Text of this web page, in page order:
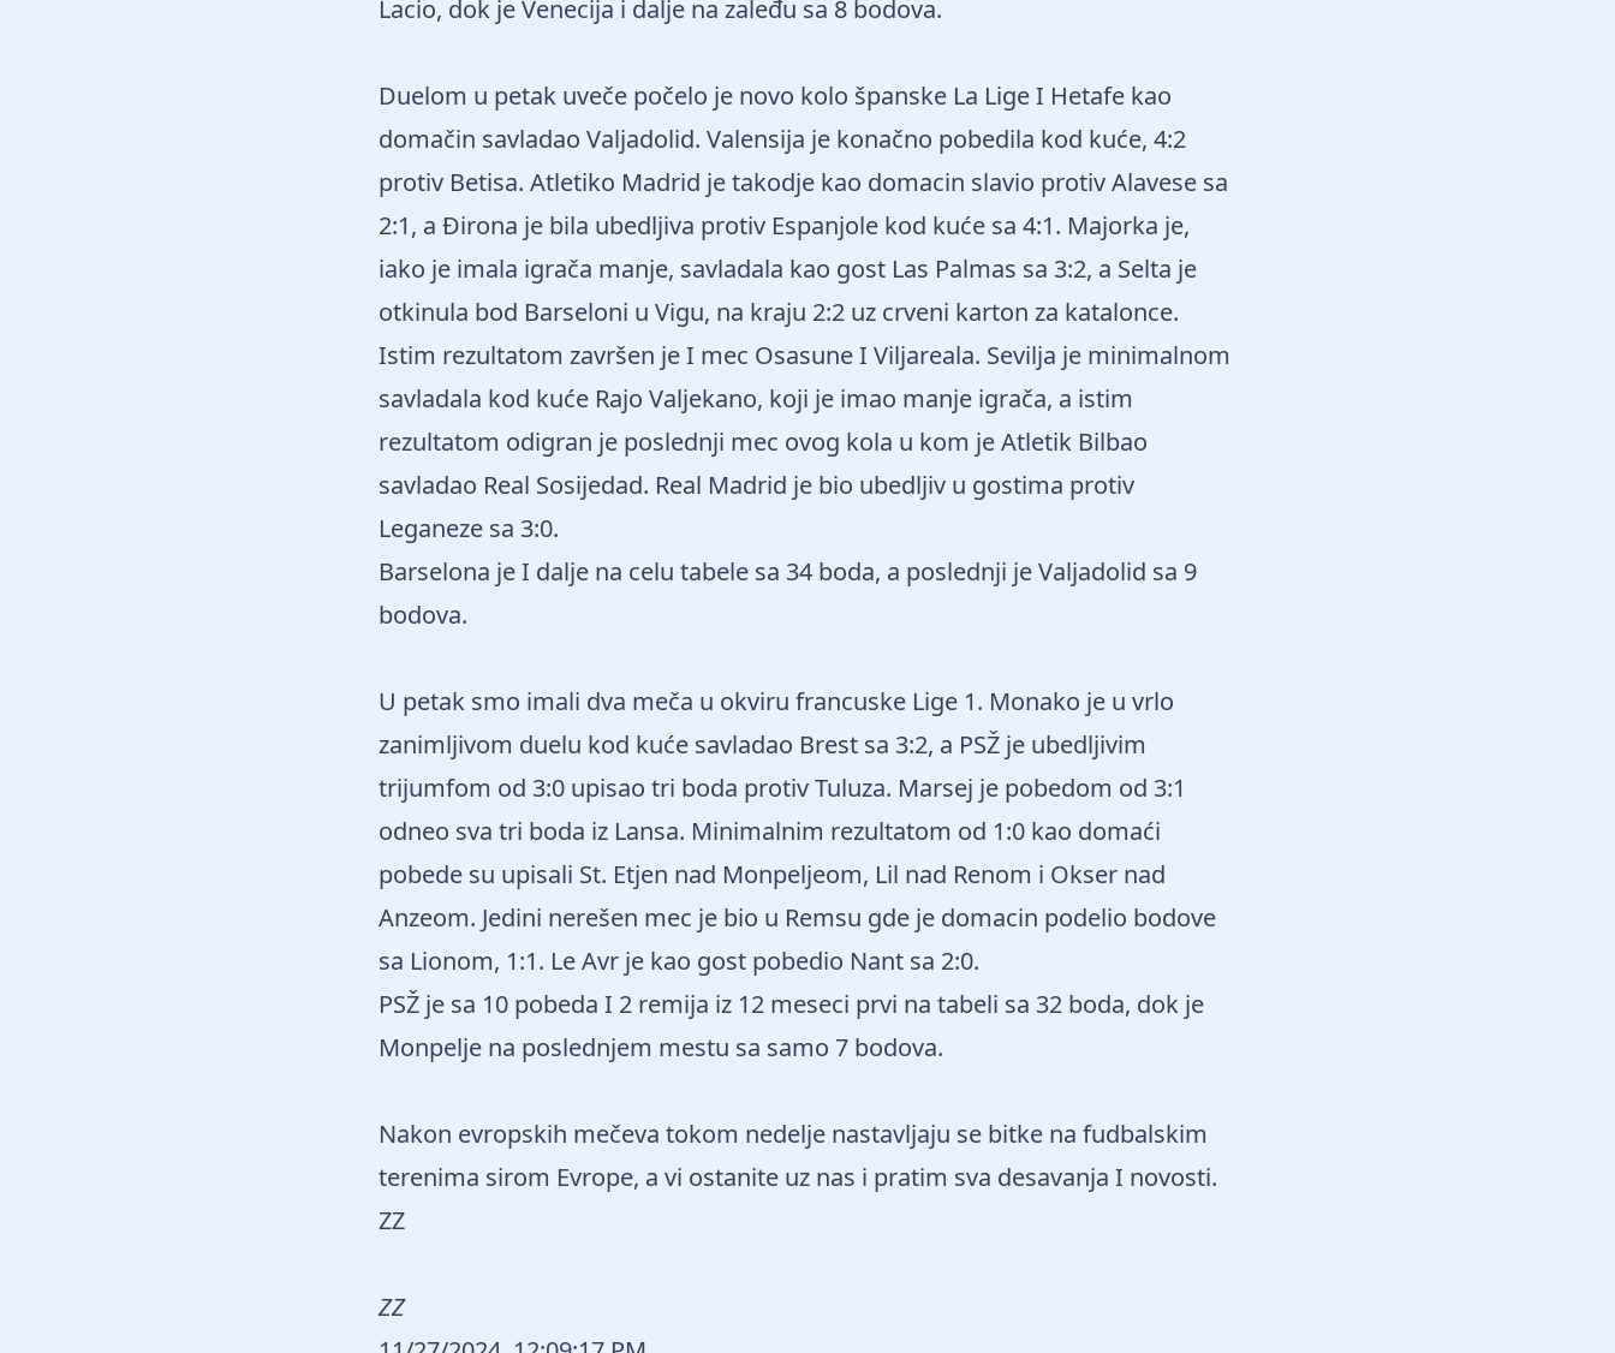
Lacio, dok je Venecija i dalje na zaleđu sa 8 bodova.
Duelom u petak uveče počelo je novo kolo španske La Lige I Hetafe kao
domačin savladao Valjadolid. Valensija je konačno pobedila kod kuće, 4:2
protiv Betisa. Atletiko Madrid je takodje kao domacin slavio protiv Alavese sa
2:1, a Đirona je bila ubedljiva protiv Espanjole kod kuće sa 4:1. Majorka je,
iako je imala igrača manje, savladala kao gost Las Palmas sa 3:2, a Selta je
otkinula bod Barseloni u Vigu, na kraju 2:2 uz crveni karton za katalonce.
Istim rezultatom završen je I mec Osasune I Viljareala. Sevilja je minimalnom
savladala kod kuće Rajo Valjekano, koji je imao manje igrača, a istim
rezultatom odigran je poslednji mec ovog kola u kom je Atletik Bilbao
savladao Real Sosijedad. Real Madrid je bio ubedljiv u gostima protiv
Leganeze sa 3:0.
Barselona je I dalje na celu tabele sa 34 boda, a poslednji je Valjadolid sa 9
bodova.
U petak smo imali dva meča u okviru francuske Lige 1. Monako je u vrlo
zanimljivom duelu kod kuće savladao Brest sa 3:2, a PSŽ je ubedljivim
trijumfom od 3:0 upisao tri boda protiv Tuluza. Marsej je pobedom od 3:1
odneo sva tri boda iz Lansa. Minimalnim rezultatom od 1:0 kao domaći
pobede su upisali St. Etjen nad Monpeljeom, Lil nad Renom i Okser nad
Anzeom. Jedini nerešen mec je bio u Remsu gde je domacin podelio bodove
sa Lionom, 1:1. Le Avr je kao gost pobedio Nant sa 2:0.
PSŽ je sa 10 pobeda I 2 remija iz 12 meseci prvi na tabeli sa 32 boda, dok je
Monpelje na poslednjem mestu sa samo 7 bodova.
Nakon evropskih mečeva tokom nedelje nastavljaju se bitke na fudbalskim
terenima sirom Evrope, a vi ostanite uz nas i pratim sva desavanja I novosti.
ZZ
ZZ